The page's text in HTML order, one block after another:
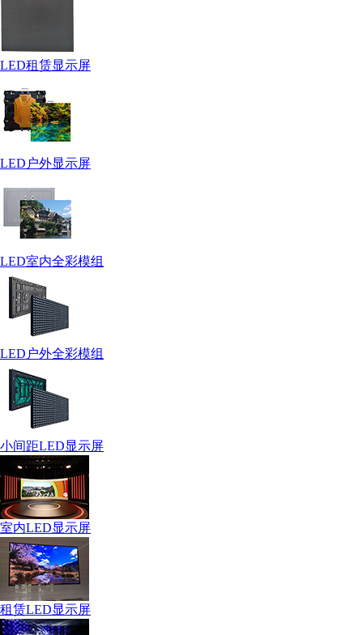
LED租赁显示屏
LED户外显示屏
LED室内全彩模组
LED户外全彩模组
小间距LED显示屏
室内LED显示屏
租赁LED显示屏